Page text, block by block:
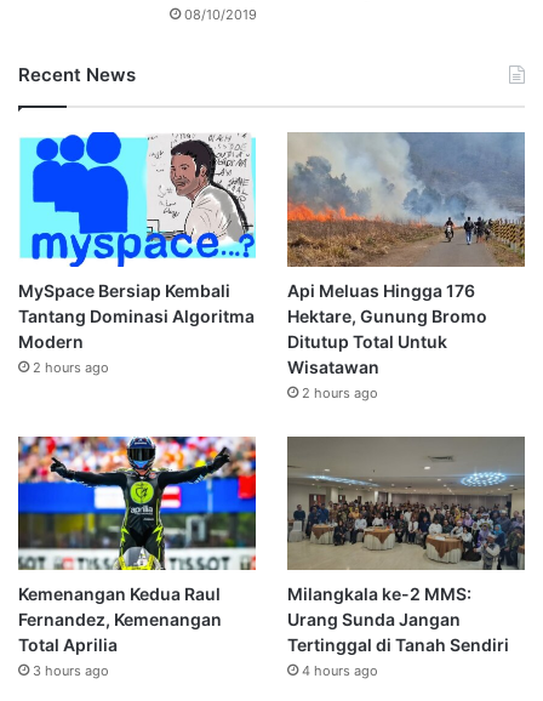
08/10/2019
Recent News
MySpace Bersiap Kembali
Tantang Dominasi Algoritma
Modern
2 hours ago
Api Meluas Hingga 176
Hektare, Gunung Bromo
Ditutup Total Untuk
Wisatawan
2 hours ago
Kemenangan Kedua Raul
Fernandez, Kemenangan
Total Aprilia
3 hours ago
Milangkala ke-2 MMS:
Urang Sunda Jangan
Tertinggal di Tanah Sendiri
4 hours ago